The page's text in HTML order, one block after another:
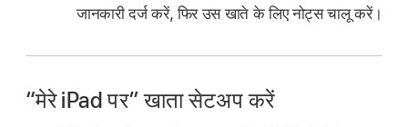
जानकारी दर्ज करें, फिर उस खाते के लिए नोट्स चालू करें।
“मेरे iPad पर” खाता सेटअप करें